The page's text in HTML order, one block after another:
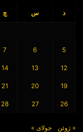
د س چ
5
6
7
12
13
14
19
20
21
26
27
28
« ژوئن جولای »